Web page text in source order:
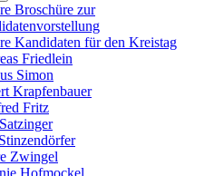
Broschüre zur
Kandidaten für den Kreistag
Friedlein
Simon
Krapfenbauer
Fritz
Zwingel
Hofmockel